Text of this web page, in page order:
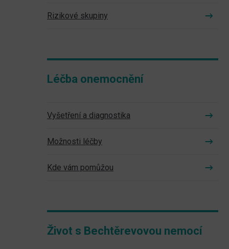
Rizikové skupiny
Léčba onemocnění
Vyšetření a diagnostika
Možnosti léčby
Kde vám pomůžou
Život s Bechtěrevovou nemocí